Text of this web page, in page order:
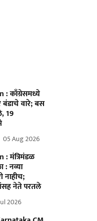
: काँग्रेसमध्ये
बंडाचे वारे; बस
19
05 Aug 2026
मंत्रिमंडळ
: नव्या
नाहीच;
नेते परतले
2026